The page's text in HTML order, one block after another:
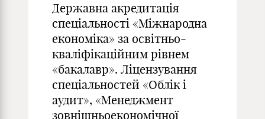
Державна акредитація
спеціальності «Міжнародна
економіка» за освітньо-
кваліфікаційним рівнем
«бакалавр». Ліцензування
спеціальностей «Облік і
аудит», «Менеджмент
зовнішньоекономічної